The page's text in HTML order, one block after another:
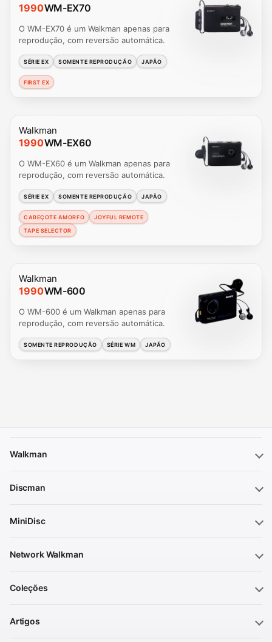
1990WM-EX70
O WM-EX70 é um Walkman apenas para
reprodução, com reversão automática.
SÉRIE EX SOMENTE REPRODUÇÃO JAPÃO
FIRST EX
Walkman
1990WM-EX60
O WM-EX60 é um Walkman apenas para
reprodução, com reversão automática.
SÉRIE EX SOMENTE REPRODUÇÃO JAPÃO
CABEÇOTE AMORFO
JOYFUL REMOTE
TAPE SELECTOR
Walkman
1990WM-600
O WM-600 é um Walkman apenas para
reprodução, com reversão automática.
SOMENTE REPRODUÇÃO SÉRIE WM JAPÃO
Walkman
Discman
MiniDisc
Network Walkman
Coleções
Artigos